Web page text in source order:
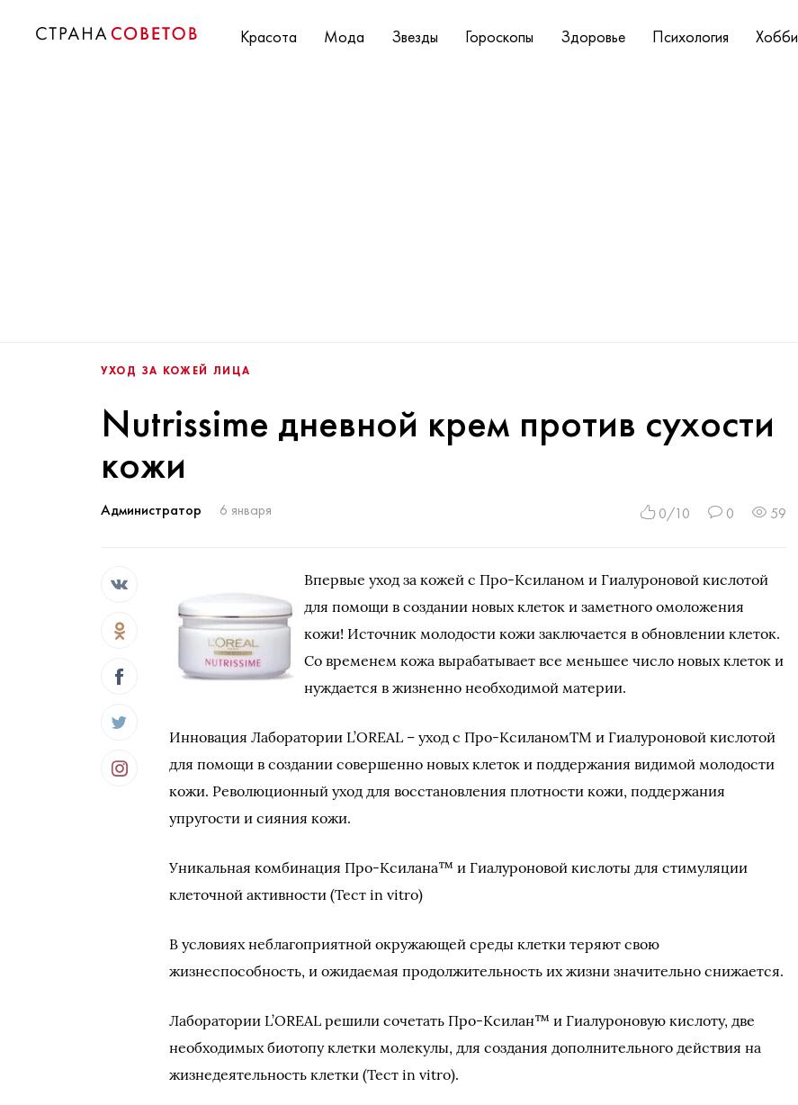
Красота Мода Звезды Гороскопы Здоровье Психология Хобби
УХОД ЗА КОЖЕЙ ЛИЦА
Nutrissime дневной крем против сухости
кожи
Администратор 6 января 0/10 0 59
Впервые уход за кожей с Про-Ксиланом и Гиалуроновой кислотой
для помощи в создании новых клеток и заметного омоложения
кожи! Источник молодости кожи заключается в обновлении клеток.
Со временем кожа вырабатывает все меньшее число новых клеток и
нуждается в жизненно необходимой материи.
Инновация Лаборатории L’OREAL – уход с Про-КсиланомТМ и Гиалуроновой кислотой
для помощи в создании совершенно новых клеток и поддержания видимой молодости
кожи. Революционный уход для восстановления плотности кожи, поддержания
упругости и сияния кожи.
Уникальная комбинация Про-Ксилана™ и Гиалуроновой кислоты для стимуляции
клеточной активности (Тест in vitro)
В условиях неблагоприятной окружающей среды клетки теряют свою
жизнеспособность, и ожидаемая продолжительность их жизни значительно снижается.
Лаборатории L’OREAL решили сочетать Про-Ксилан™ и Гиалуроновую кислоту, две
необходимых биотопу клетки молекулы, для создания дополнительного действия на
жизнедеятельность клетки (Тест in vitro).